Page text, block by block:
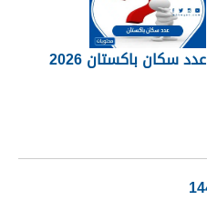
عدد سكان باكستان 2026